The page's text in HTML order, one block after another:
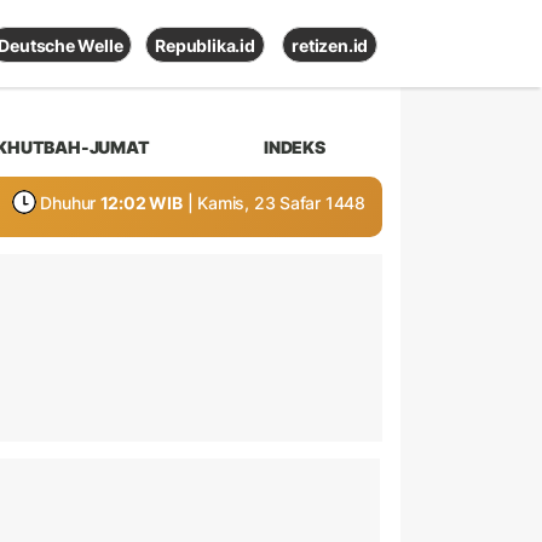
Deutsche Welle Republika.id retizen.id
JUMAT INDEKS
Dhuhur 12:02 WIB | Kamis, 23 Safar 1448